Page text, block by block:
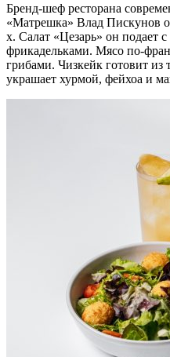
Бренд-шеф ресторана
«Матрешка» Влад Пискунов
х. Салат «Цезарь» он
фрикадельками. Мясо по-
грибами. Чизкейк готовит
украшает хурмой, фейхоа и